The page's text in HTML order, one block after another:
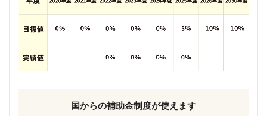
国からの補助金制度が使えます